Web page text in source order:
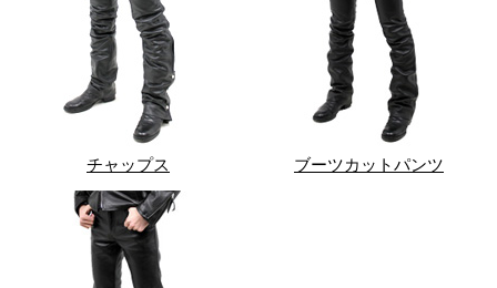
チャップス ブーツカットパンツ